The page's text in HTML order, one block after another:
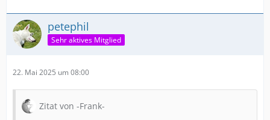
petephil
Sehr aktives Mitglied
22. Mai 2025 um 08:00
Zitat von -Frank-